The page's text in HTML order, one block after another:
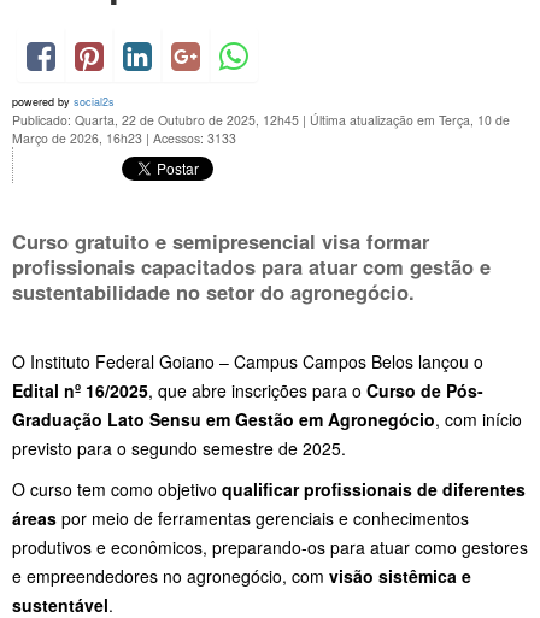
powered by social2s
Publicado: Quarta, 22 de Outubro de 2025, 12h45 | Última atualização em Terça, 10 de
Março de 2026, 16h23 | Acessos: 3133
Curso gratuito e semipresencial visa formar
profissionais capacitados para atuar com gestão e
sustentabilidade no setor do agronegócio.
O Instituto Federal Goiano – Campus Campos Belos lançou o
Edital nº 16/2025, que abre inscrições para o Curso de Pós-
Graduação Lato Sensu em Gestão em Agronegócio, com início
previsto para o segundo semestre de 2025.
O curso tem como objetivo qualificar profissionais de diferentes
áreas por meio de ferramentas gerenciais e conhecimentos
produtivos e econômicos, preparando-os para atuar como gestores
e empreendedores no agronegócio, com visão sistêmica e
sustentável.